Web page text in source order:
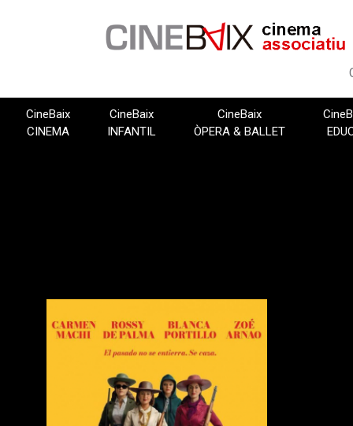
CineBaix
CINEMA
CineBaix
INFANTIL
CineBaix
ÒPERA & BALLET